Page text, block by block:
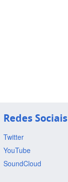
Redes Sociais
Twitter
YouTube
SoundCloud